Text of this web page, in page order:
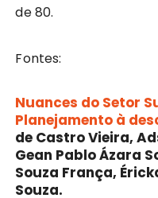
de 80.
Fontes:
Nuances do Setor
Planejamento à
de Castro Vieira,
Gean Pablo Ázara
Souza França,
Souza.